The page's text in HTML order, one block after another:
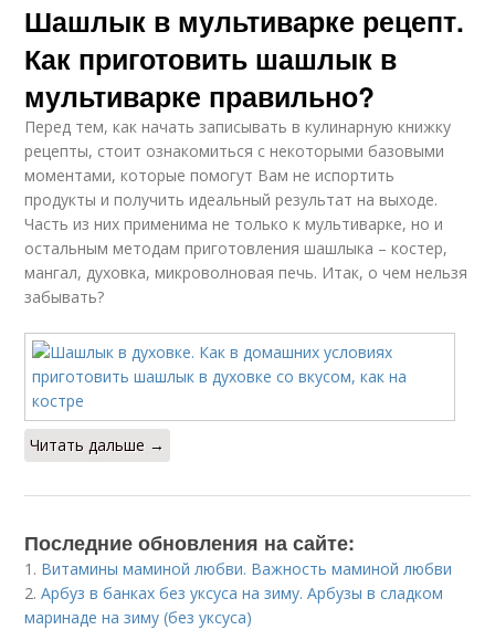
Шашлык в мультиварке рецепт.
Как приготовить шашлык в
мультиварке правильно?
Перед тем, как начать записывать в кулинарную книжку
рецепты, стоит ознакомиться с некоторыми базовыми
моментами, которые помогут Вам не испортить
продукты и получить идеальный результат на выходе.
Часть из них применима не только к мультиварке, но и
остальным методам приготовления шашлыка – костер,
мангал, духовка, микроволновая печь. Итак, о чем нельзя
забывать?
Читать дальше →
Последние обновления на сайте:
1. Витамины маминой любви. Важность маминой любви
2.Арбуз в банках без уксуса на зиму. Арбузы в сладком
маринаде на зиму (без уксуса)